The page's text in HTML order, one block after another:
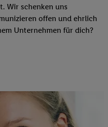
Wir schenken uns
offen und ehrlich
Unternehmen für dich?